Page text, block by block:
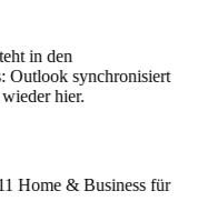
in den
Outlook synchronisiert
hier.
Home & Business für